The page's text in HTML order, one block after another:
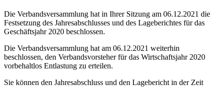
Die Verbandsversammlung hat in Ihrer Sitzung am 06.12.2021 die
Festsetzung des Jahresabschlusses und des Lageberichtes für das
Geschäftsjahr 2020 beschlossen.
Die Verbandsversammlung hat am 06.12.2021 weiterhin
beschlossen, den Verbandsvorsteher für das Wirtschaftsjahr 2020
vorbehaltlos Entlastung zu erteilen.
Sie können den Jahresabschluss und den Lagebericht in der Zeit